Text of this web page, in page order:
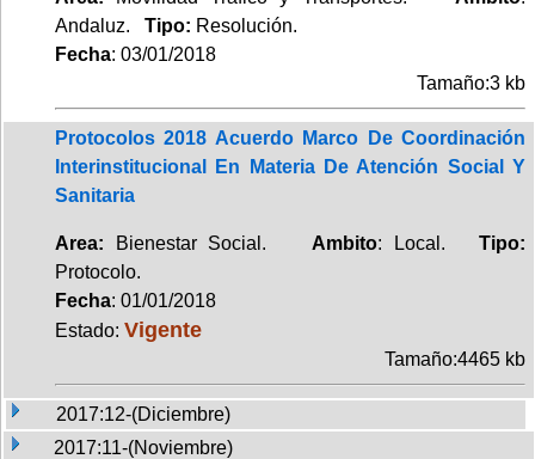
Andaluz. Tipo: Resolución.
Fecha: 03/01/2018
Tamaño:3 kb
Protocolos 2018 Acuerdo Marco De Coordinación
Interinstitucional En Materia De Atención Social Y
Sanitaria
Area: Bienestar Social. Ambito: Local. Tipo:
Protocolo.
Fecha: 01/01/2018
Estado: Vigente
Tamaño:4465 kb
2017:12-(Diciembre)
2017:11-(Noviembre)